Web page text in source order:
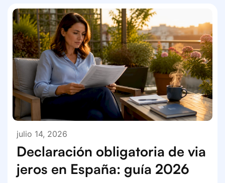
julio 14, 2026
Declaración obligatoria de via
jeros en España: guía 2026